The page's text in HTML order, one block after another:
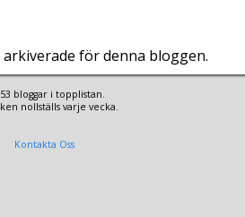
för denna bloggen.
bloggar i topplistan.
nollställs varje vecka.
Kontakta Oss